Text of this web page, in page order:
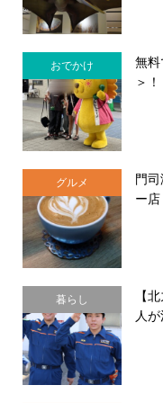
おでかけ
無
＞
グルメ
門
ー
暮らし
【
人